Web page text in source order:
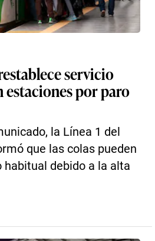
servicio
estaciones por paro
la Línea 1 del
que las colas pueden
habitual debido a la alta